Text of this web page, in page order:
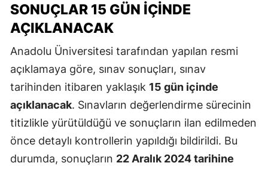
SONUÇLAR 15 GÜN İÇINDE
AÇIKLANACAK
Anadolu Üniversitesi tarafından yapılan resmi
açıklamaya göre, sınav sonuçları, sınav
tarihinden itibaren yaklaşık 15 gün içinde
açıklanacak. Sınavların değerlendirme sürecinin
titizlikle yürütüldüğü ve sonuçların ilan edilmeden
önce detaylı kontrollerin yapıldığı bildirildi. Bu
durumda, sonuçların 22 Aralık 2024 tarihine